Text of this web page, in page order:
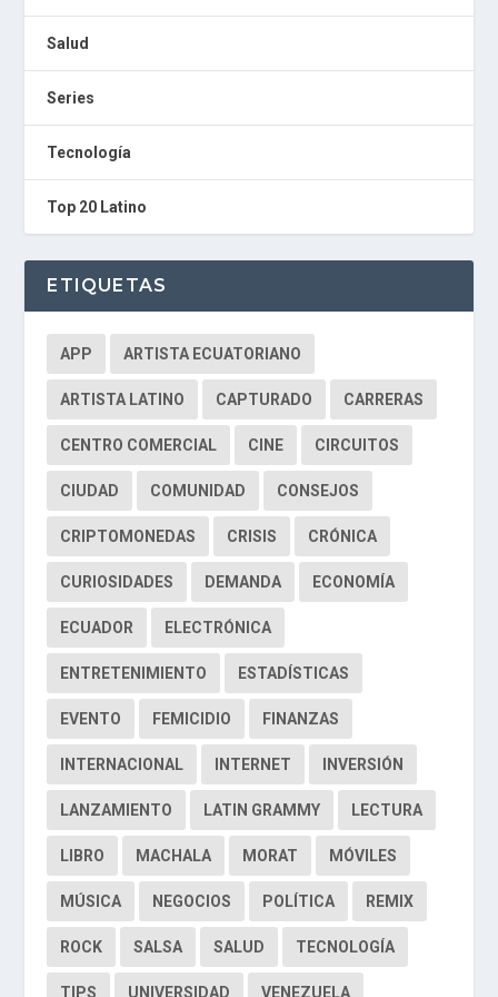
N
E
A
G
E
U
A
I
Z
Radio Digital de Machala
pitbull feat nayer ne yo y
Salud
Series
Tecnología
Top 20 Latino
ETIQUETAS
APP ARTISTA ECUATORIANO
ARTISTA LATINO CAPTURADO CARRERAS
CENTRO COMERCIAL CINE CIRCUITOS
CIUDAD COMUNIDAD CONSEJOS
CRIPTOMONEDAS CRISIS CRÓNICA
CURIOSIDADES DEMANDA ECONOMÍA
ECUADOR ELECTRÓNICA
ENTRETENIMIENTO ESTADÍSTICAS
EVENTO FEMICIDIO FINANZAS
INTERNACIONAL INTERNET INVERSIÓN
LANZAMIENTO LATIN GRAMMY LECTURA
LIBRO MACHALA MORAT MÓVILES
MÚSICA NEGOCIOS POLÍTICA REMIX
ROCK SALSA SALUD TECNOLOGÍA
TIPS UNIVERSIDAD VENEZUELA